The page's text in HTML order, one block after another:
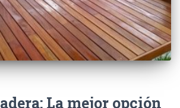
La mejor opción